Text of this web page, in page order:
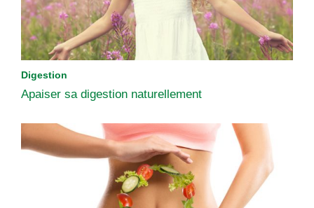
Digestion
Apaiser sa digestion naturellement